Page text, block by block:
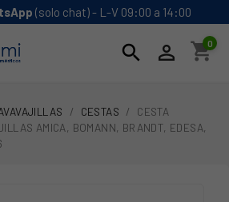
(solo chat) - L-V 09:00 a 14:00
search  shopping_cart
0
CESTAS
CESTA
AMICA, BOMANN, BRANDT, EDESA,